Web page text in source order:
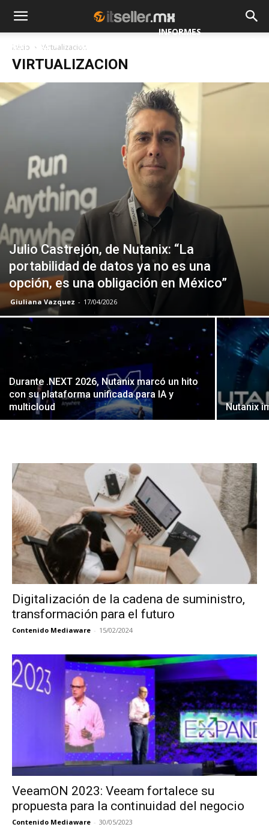
NOTICIAS MAYORISTAS
INFORMES
Inicio Virtualizacion
VIRTUALIZACION
Julio Castrejón, de Nutanix: “La
portabilidad de datos ya no es una
opción, es una obligación en México”
Giuliana Vazquez - 17/04/2026
Durante .NEXT 2026, Nutanix marcó un hito
con su plataforma unificada para IA y
multicloud
Nutanix
Digitalización de la cadena de suministro,
transformación para el futuro
Contenido Mediaware - 15/02/2024
VeeamON 2023: Veeam fortalece su
propuesta para la continuidad del negocio
Contenido Mediaware - 30/05/2023